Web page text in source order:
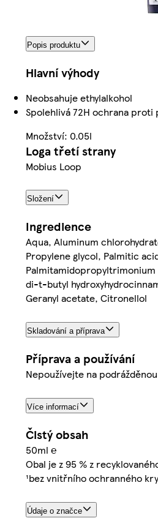
Popis produktu
Hlavní výhody
Neobsahuje ethylalkohol
Spolehlivá 72H ochrana
Množství: 0.05l
Loga třetí strany
Mobius Loop
Složení
Ingredience
Aqua, Aluminum
Propylene glycol, Palmitic
di-t-butyl
Geranyl acetate, Citronellol
Skladování a příprava
Příprava a používání
Nepoužívejte na
Více informací
Čistý obsah
50ml ℮
Obal je z 95 % z
¹bez vnitřního ochranného
Údaje o značce